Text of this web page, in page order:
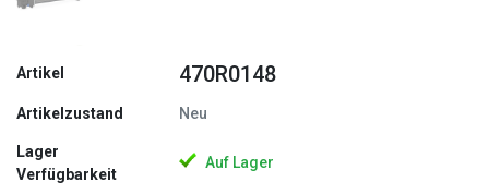
Artikel 470R0148
Artikelzustand Neu
Lager
Verfügbarkeit
Auf Lager